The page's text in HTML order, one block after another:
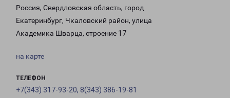
Россия, Свердловская область, город
Екатеринбург, Чкаловский район, улица
Академика Шварца, строение 17
на карте
ТЕЛЕФОН
+7(343) 317-93-20, 8(343) 386-19-81